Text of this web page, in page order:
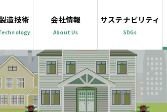
造技術 会社情報
About Us
サステナビリティ
SDGs